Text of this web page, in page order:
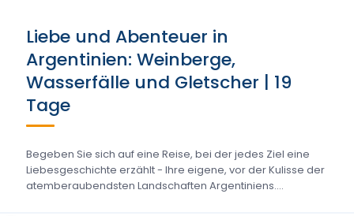
Liebe und Abenteuer in
Argentinien: Weinberge,
Wasserfälle und Gletscher | 19
Tage
Begeben Sie sich auf eine Reise, bei der jedes Ziel eine
Liebesgeschichte erzählt - Ihre eigene, vor der Kulisse der
atemberaubendsten Landschaften Argentiniens....